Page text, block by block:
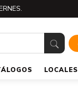
LOCALES